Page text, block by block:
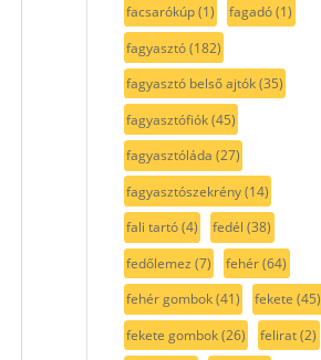
facsarókúp(1) fagadó(1)
fagyasztó(182)
fagyasztó belső ajtók(35)
fagyasztófiók(45)
fagyasztóláda (27)
fagyasztószekrény(14)
fali tartó(4) fedél (38)
fedőlemez (7) fehér(64)
fehér gombok(41) fekete (45)
fekete gombok(26) felirat(2)